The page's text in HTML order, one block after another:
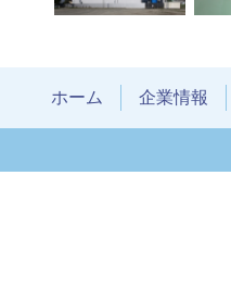
ホーム 企業情報